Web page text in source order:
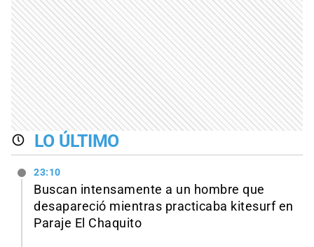
LO ÚLTIMO
23:10
Buscan intensamente a un hombre que
desapareció mientras practicaba kitesurf en
Paraje El Chaquito